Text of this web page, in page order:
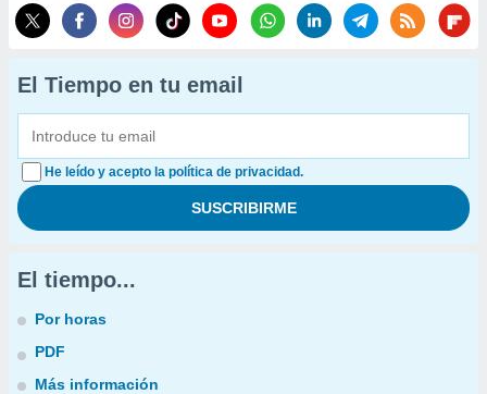
El Tiempo en tu email
He leído y acepto la política de privacidad.
El tiempo...
Por horas
PDF
Más información